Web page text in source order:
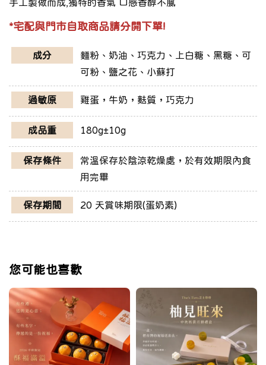
*宅配與門市自取商品請分開下單!
成分
麵粉、奶油、巧克力、上白糖、黑糖、可
可粉、鹽之花、小蘇打
過敏原 雞蛋，牛奶，麩質，巧克力
成品重 180g±10g
保存條件
常溫保存於陰涼乾燥處，於有效期限內食
用完畢
保存期間 20 天賞味期限(蛋奶素)
您可能也喜歡